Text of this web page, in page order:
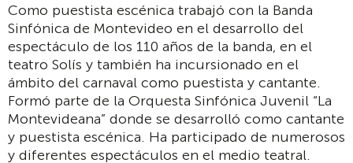
Como puestista escénica trabajó con la Banda
Sinfónica de Montevideo en el desarrollo del
espectáculo de los 110 años de la banda, en el
teatro Solís y también ha incursionado en el
ámbito del carnaval como puestista y cantante.
Formó parte de la Orquesta Sinfónica Juvenil “La
Montevideana” donde se desarrolló como cantante
y puestista escénica. Ha participado de numerosos
y diferentes espectáculos en el medio teatral.